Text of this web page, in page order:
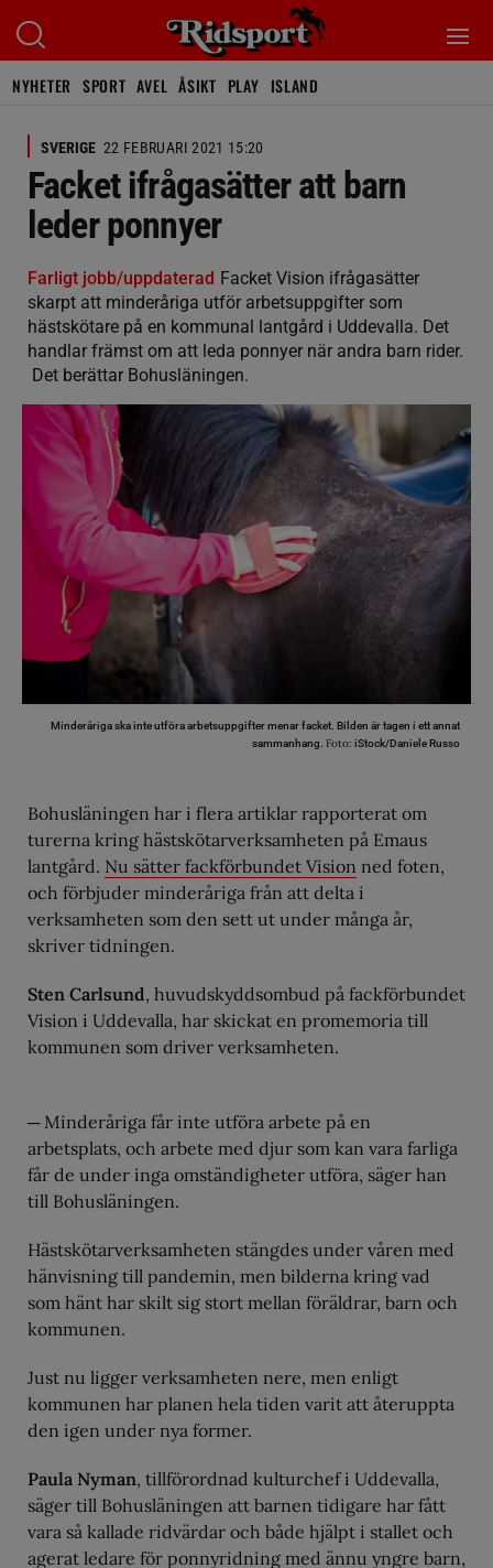
NYHETER SPORT AVEL ÅSIKT PLAY ISLAND
SVERIGE 22 FEBRUARI 2021 15:20
Facket ifrågasätter att barn
leder ponnyer
Farligt jobb/uppdaterad Facket Vision ifrågasätter
skarpt att minderåriga utför arbetsuppgifter som
hästskötare på en kommunal lantgård i Uddevalla. Det
handlar främst om att leda ponnyer när andra barn rider.
Det berättar Bohusläningen.
Minderåriga ska inte utföra arbetsuppgifter menar facket. Bilden är tagen i ett annat
sammanhang. Foto: iStock/Daniele Russo
Bohusläningen har i flera artiklar rapporterat om
turerna kring hästskötarverksamheten på Emaus
lantgård. Nu sätter fackförbundet Vision ned foten,
och förbjuder minderåriga från att delta i
verksamheten som den sett ut under många år,
skriver tidningen.
Sten Carlsund, huvudskyddsombud på fackförbundet
Vision i Uddevalla, har skickat en promemoria till
kommunen som driver verksamheten.
─ Minderåriga får inte utföra arbete på en
arbetsplats, och arbete med djur som kan vara farliga
får de under inga omständigheter utföra, säger han
till Bohusläningen.
Hästskötarverksamheten stängdes under våren med
hänvisning till pandemin, men bilderna kring vad
som hänt har skilt sig stort mellan föräldrar, barn och
kommunen.
Just nu ligger verksamheten nere, men enligt
kommunen har planen hela tiden varit att återuppta
den igen under nya former.
Paula Nyman, tillförordnad kulturchef i Uddevalla,
säger till Bohusläningen att barnen tidigare har fått
vara så kallade ridvärdar och både hjälpt i stallet och
agerat ledare för ponnyridning med ännu yngre barn,